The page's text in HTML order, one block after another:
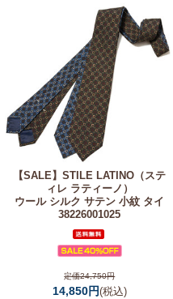
【SALE】STILE LATINO（ステ
ィレ ラティーノ）
ウール シルク サテン 小紋 タイ
38226001025
定価24,750円
14,850円(税込)